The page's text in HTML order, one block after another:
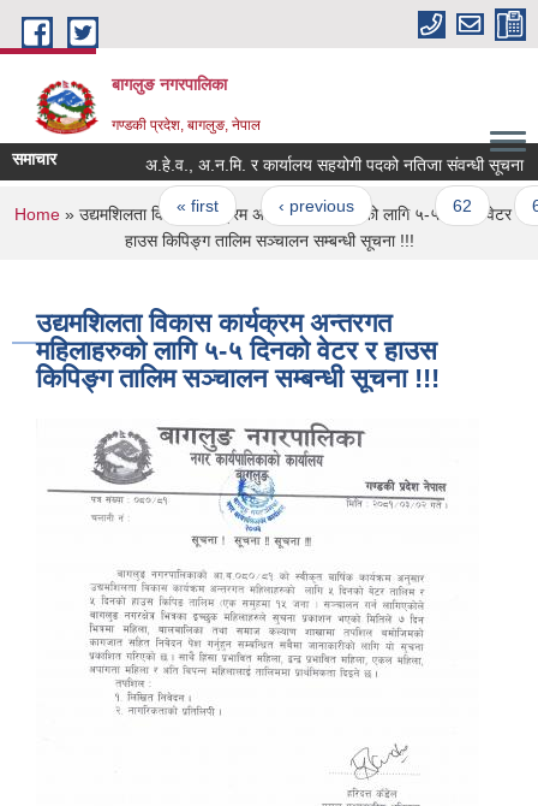
Skip to main content
बागलुङ नगरपालिका
गण्डकी प्रदेश, बागलुङ, नेपाल
समाचार अ.हे.व., अ.न.मि. र कार्यालय सहयोगी पदको नतिजा संवन्धी सूचना
Pages
« first ‹ previous … 62 63
You are here
Home » उद्यमशिलता विकास कार्यक्रम अन्तरगत महिलाहरुको लागि ५-५ दिनको वेटर र
हाउस किपिङ्ग तालिम सञ्चालन सम्बन्धी सूचना !!!
उद्यमशिलता विकास कार्यक्रम अन्तरगत
महिलाहरुको लागि ५-५ दिनको वेटर र हाउस
किपिङ्ग तालिम सञ्चालन सम्बन्धी सूचना !!!